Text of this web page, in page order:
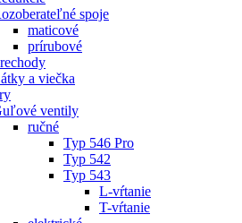
spoje
maticové
prírubové
a viečka
ventily
ručné
Typ 546 Pro
Typ 542
Typ 543
L-vŕtanie
T-vŕtanie